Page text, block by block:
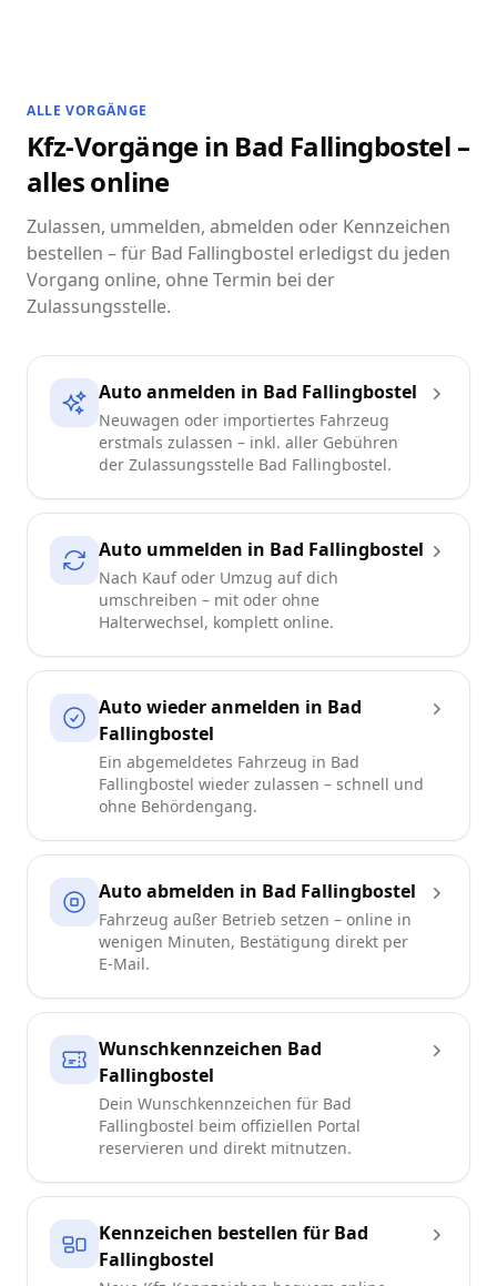
ALLE VORGÄNGE
Kfz-Vorgänge in Bad Fallingbostel –
alles online
Zulassen, ummelden, abmelden oder Kennzeichen
bestellen – für Bad Fallingbostel erledigst du jeden
Vorgang online, ohne Termin bei der
Zulassungsstelle.
Auto anmelden in Bad Fallingbostel
Neuwagen oder importiertes Fahrzeug
erstmals zulassen – inkl. aller Gebühren
der Zulassungsstelle Bad Fallingbostel.
Auto ummelden in Bad Fallingbostel
Nach Kauf oder Umzug auf dich
umschreiben – mit oder ohne
Halterwechsel, komplett online.
Auto wieder anmelden in Bad
Fallingbostel
Ein abgemeldetes Fahrzeug in Bad
Fallingbostel wieder zulassen – schnell und
ohne Behördengang.
Auto abmelden in Bad Fallingbostel
Fahrzeug außer Betrieb setzen – online in
wenigen Minuten, Bestätigung direkt per
E-Mail.
Wunschkennzeichen Bad
Fallingbostel
Dein Wunschkennzeichen für Bad
Fallingbostel beim offiziellen Portal
reservieren und direkt mitnutzen.
Kennzeichen bestellen für Bad
Fallingbostel